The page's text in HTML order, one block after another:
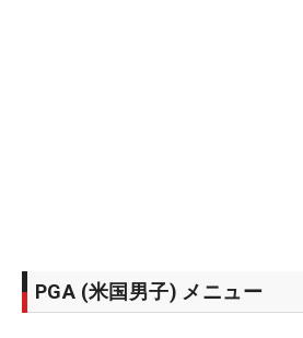
PGA (米国男子) メニュー